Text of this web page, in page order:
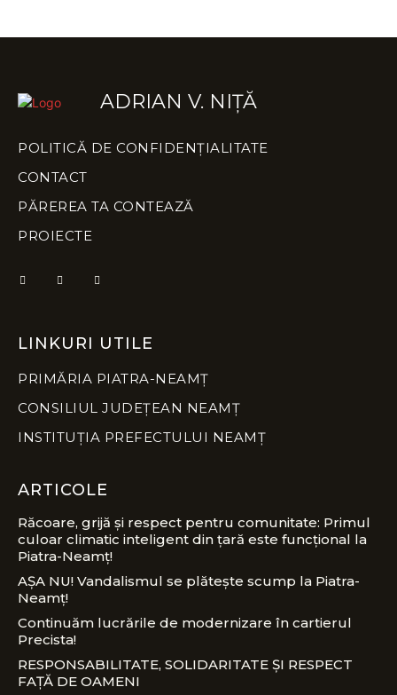
ADRIAN V. NIȚĂ
POLITICĂ DE CONFIDENȚIALITATE
CONTACT
PĂREREA TA CONTEAZĂ
PROIECTE
LINKURI UTILE
PRIMĂRIA PIATRA-NEAMȚ
CONSILIUL JUDEȚEAN NEAMȚ
INSTITUȚIA PREFECTULUI NEAMȚ
ARTICOLE
Răcoare, grijă și respect pentru comunitate: Primul
culoar climatic inteligent din țară este funcțional la
Piatra-Neamț!
AȘA NU! Vandalismul se plătește scump la Piatra-
Neamț!
Continuăm lucrările de modernizare în cartierul
Precista!
RESPONSABILITATE, SOLIDARITATE ȘI RESPECT
FAȚĂ DE OAMENI